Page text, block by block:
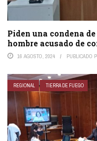
Piden una condena
hombre acusado de
16 AGOSTO, 2024 PUBLICADO
REGIONAL TIERRA DE FUEGO